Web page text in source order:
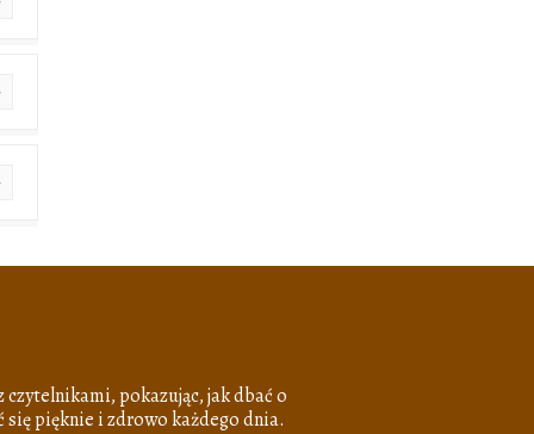
czytelnikami, pokazując, jak dbać o
się pięknie i zdrowo każdego dnia.